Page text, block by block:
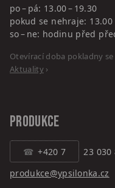
po – pá: 13.00 – 19.30
pokud se nehraje: 13.00
so – ne: hodinu před
Otevírací doba pokladny
Aktuality›
PRODUKCE
+420 7
23 030
produkce@ypsilonka.cz